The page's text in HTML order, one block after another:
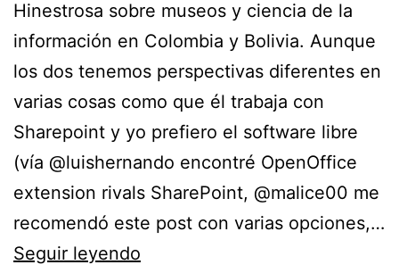
Hinestrosa sobre museos y ciencia de la
información en Colombia y Bolivia. Aunque
los dos tenemos perspectivas diferentes en
varias cosas como que él trabaja con
Sharepoint y yo prefiero el software libre
(vía @luishernando encontré OpenOffice
extension rivals SharePoint, @malice00 me
recomendó este post con varias opciones,…
Seguir leyendo